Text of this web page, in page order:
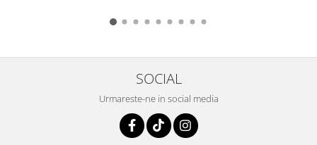
SOCIAL
Urmareste-ne in social media